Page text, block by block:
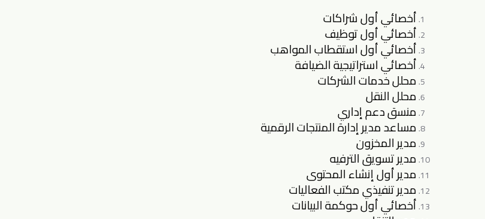
أخصائي أول شراكات
أخصائي أول توظيف
أخصائي أول استقطاب المواهب
أخصائي استراتيجية الضيافة
محلل خدمات الشركات
محلل النقل
منسق دعم إداري
مساعد مدير إدارة المنتجات الرقمية
مدير المخزون
مدير تسويق الترفيه
مدير أول إنشاء المحتوى
مدير تنفيذي مكتب الفعاليات
أخصائي أول حوكمة البيانات